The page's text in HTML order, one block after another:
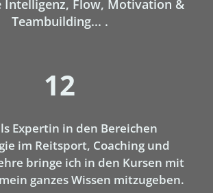
Intelligenz, Flow, Motivation &
Teambuilding... .
12
Expertin in den Bereichen
im Reitsport, Coaching und
bringe ich in den Kursen mit
ganzes Wissen mitzugeben.